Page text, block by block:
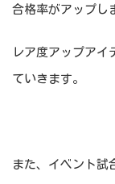
合格率がアップし
レア度アップアイ
ていきます。
また、イベント試